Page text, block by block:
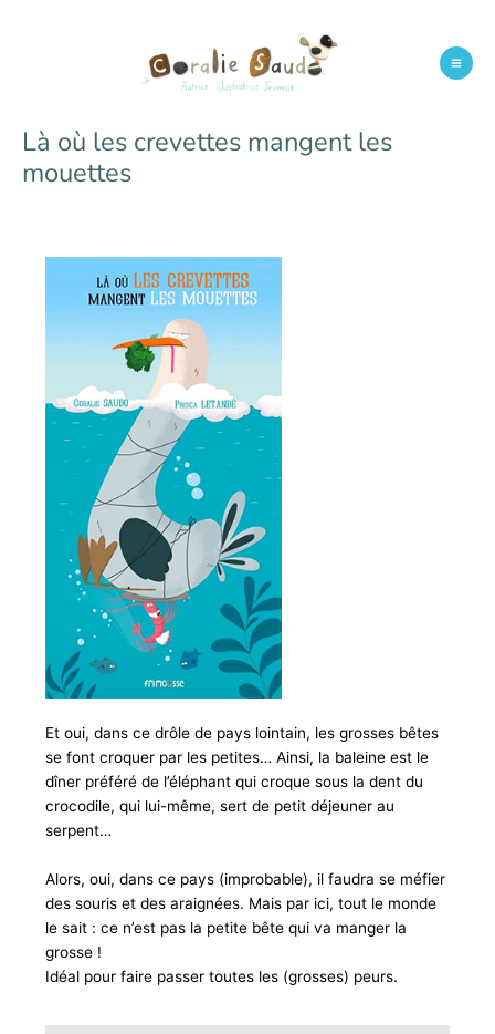
Là où les crevettes mangent les
mouettes
Et oui, dans ce drôle de pays lointain, les grosses bêtes
se font croquer par les petites… Ainsi, la baleine est le
dîner préféré de l’éléphant qui croque sous la dent du
crocodile, qui lui-même, sert de petit déjeuner au
serpent…
Alors, oui, dans ce pays (improbable), il faudra se méfier
des souris et des araignées. Mais par ici, tout le monde
le sait : ce n’est pas la petite bête qui va manger la
grosse !
Idéal pour faire passer toutes les (grosses) peurs.